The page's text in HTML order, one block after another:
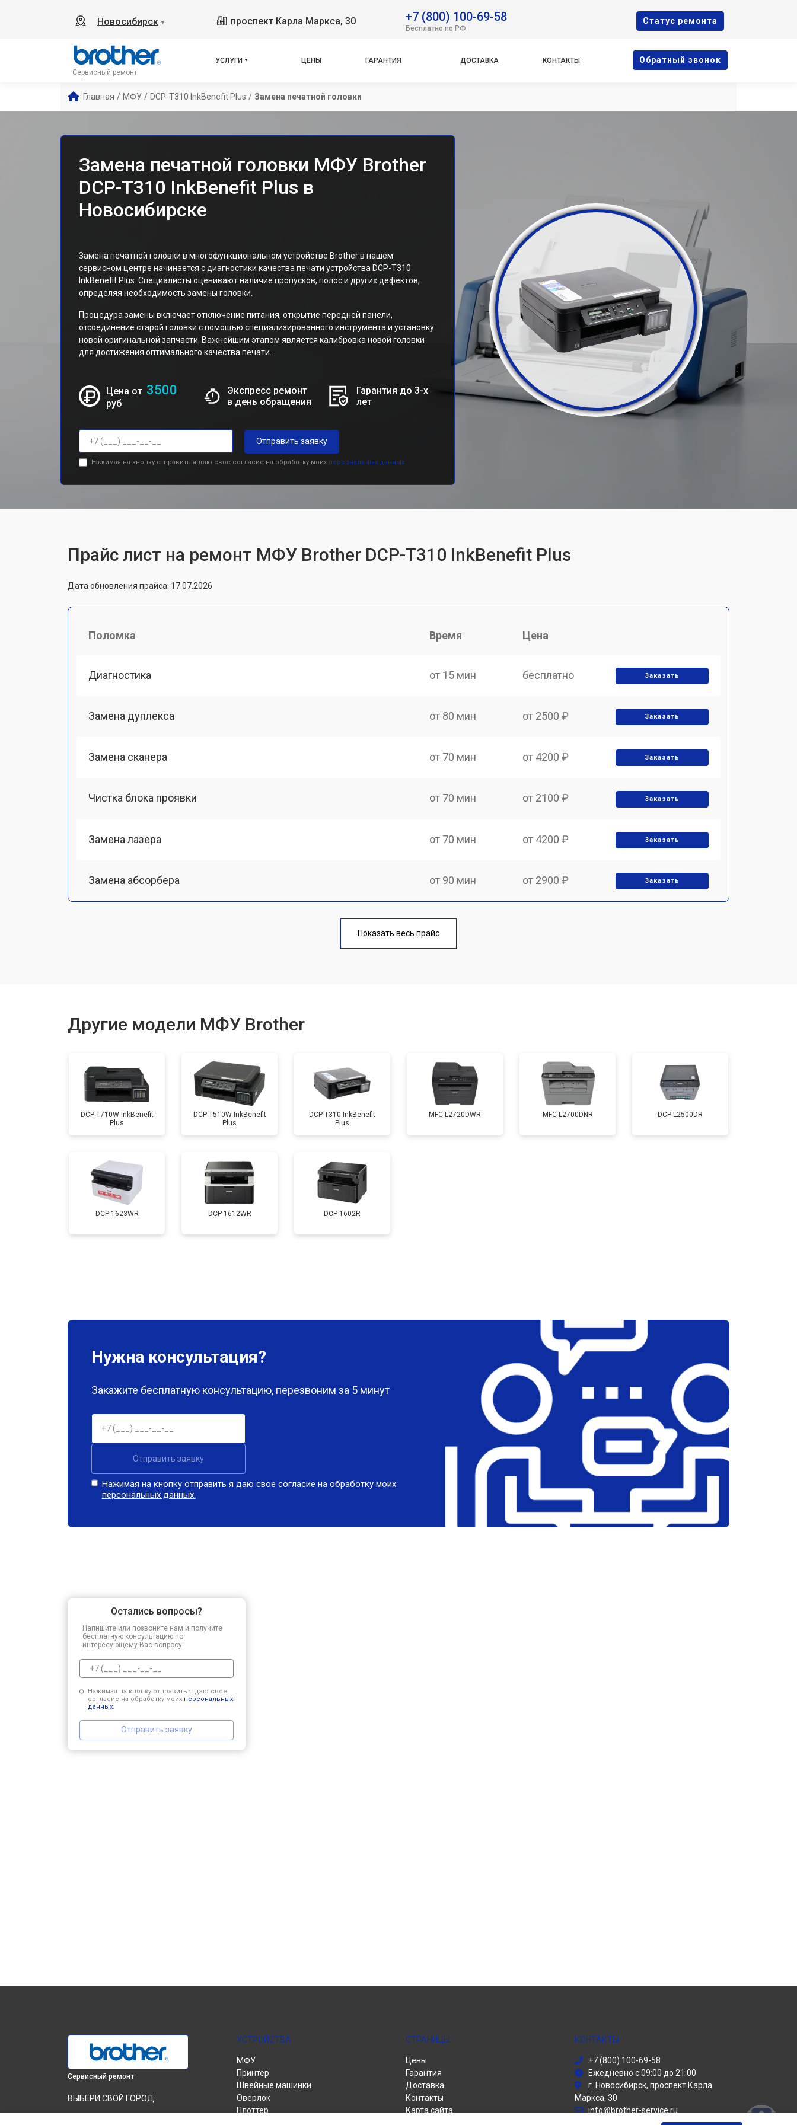
Новосибирск ▼ проспект Карла Маркса, 30 +7 (800) 100-69-58
Бесплатно по РФ
Cтатус ремонта
Сервисный ремонт
УСЛУГИ ЦЕНЫ ГАРАНТИЯ ДОСТАВКА КОНТАКТЫ Oбратный звонок
Главная / МФУ / DCP-T310 InkBenefit Plus / Замена печатной головки
Замена печатной головки МФУ Brother
DCP-T310 InkBenefit Plus в
Новосибирске
Замена печатной головки в многофункциональном устройстве Brother в нашем
сервисном центре начинается с диагностики качества печати устройства DCP-T310
InkBenefit Plus. Специалисты оценивают наличие пропусков, полос и других дефектов,
определяя необходимость замены головки.
Процедура замены включает отключение питания, открытие передней панели,
отсоединение старой головки с помощью специализированного инструмента и установку
новой оригинальной запчасти. Важнейшим этапом является калибровка новой головки
для достижения оптимального качества печати.
Цена от 3500
руб
Экспресс ремонт
в день обращения
Гарантия до 3-х
лет
Отправить заявку
Нажимая на кнопку отправить я даю свое согласие на обработку моих персональных данных.
Прайс лист на ремонт МФУ Brother DCP-T310 InkBenefit Plus
Дата обновления прайса: 17.07.2026
Поломка Время Цена
Диагностика от 15 мин бесплатно Заказать
Замена дуплекса от 80 мин от 2500 ₽ Заказать
Замена сканера от 70 мин от 4200 ₽ Заказать
Чистка блока проявки от 70 мин от 2100 ₽ Заказать
Замена лазера от 70 мин от 4200 ₽ Заказать
Замена абсорбера от 90 мин от 2900 ₽ Заказать
от 60 мин
Замена каретки от 90 мин от 2800 ₽ Заказать
Замена Wi-Fi
Замена блока питания
Замена вала
Показать весь прайс
Другие модели МФУ Brother
DCP-T710W InkBenefit
Plus
DCP-T510W InkBenefit
Plus
DCP-T310 InkBenefit
Plus
MFC-L2720DWR MFC-L2700DNR DCP-L2500DR
DCP-1623WR DCP-1612WR DCP-1602R
Нужна консультация?
Закажите бесплатную консультацию, перезвоним за 5 минут
Отправить заявку
Нажимая на кнопку отправить я даю свое согласие на обработку моих
персональных данных.
Остались вопросы?
Напишите или позвоните нам и получите
бесплатную консультацию по
интересующему Вас вопросу.
Нажимая на кнопку отправить я даю свое
согласие на обработку моих персональных
данных.
Отправить заявку
Сервисный ремонт
ВЫБЕРИ СВОЙ ГОРОД
УСТРОЙСТВА
МФУ
Принтер
Швейные машинки
Оверлок
Плоттер
СТРАНИЦЫ
Цены
Гарантия
Доставка
Контакты
Карта сайта
КОНТАКТЫ
+7 (800) 100-69-58
Ежедневно с 09:00 до 21:00
г. Новосибирск, проспект Карла
Маркса, 30
info@brother-service.ru
Политика конфиденциальности